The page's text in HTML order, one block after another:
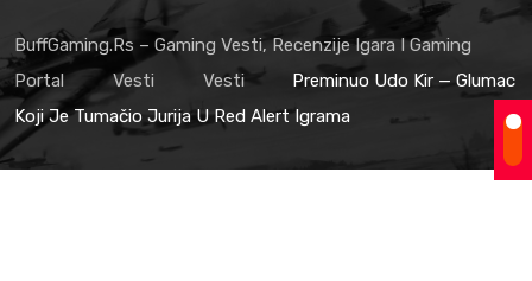
BuffGaming.rs – Gaming Vesti, Recenzije Igara I Gaming
Portal
Vesti Vesti
Preminuo Udo Kir — Glumac
Koji Je Tumačio Jurija U Red Alert Igrama